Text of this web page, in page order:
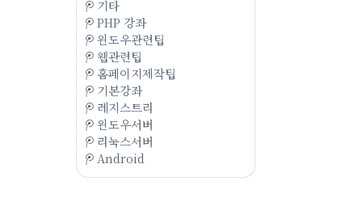
기타
PHP 강좌
윈도우관련팁
웹관련팁
홈페이지제작팁
기본강좌
레지스트리
윈도우서버
리눅스서버
Android